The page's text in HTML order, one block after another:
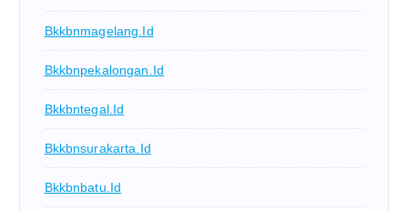
Bkkbnmagelang.id
Bkkbnpekalongan.id
Bkkbntegal.id
Bkkbnsurakarta.id
Bkkbnbatu.id